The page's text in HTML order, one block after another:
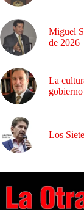
Miguel
de 2026
La
gobierno
Los